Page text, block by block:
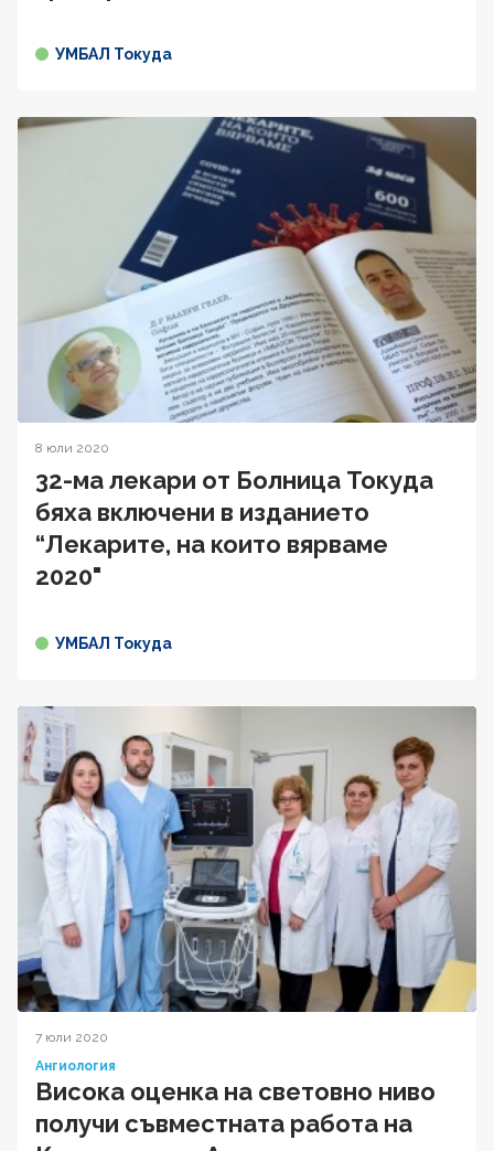
УМБАЛ Токуда
8 юли 2020
32-ма лекари от Болница Токуда
бяха включени в изданието
“Лекарите, на които вярваме
2020"
УМБАЛ Токуда
7 юли 2020
Ангиология
Висока оценка на световно ниво
получи съвместната работа на